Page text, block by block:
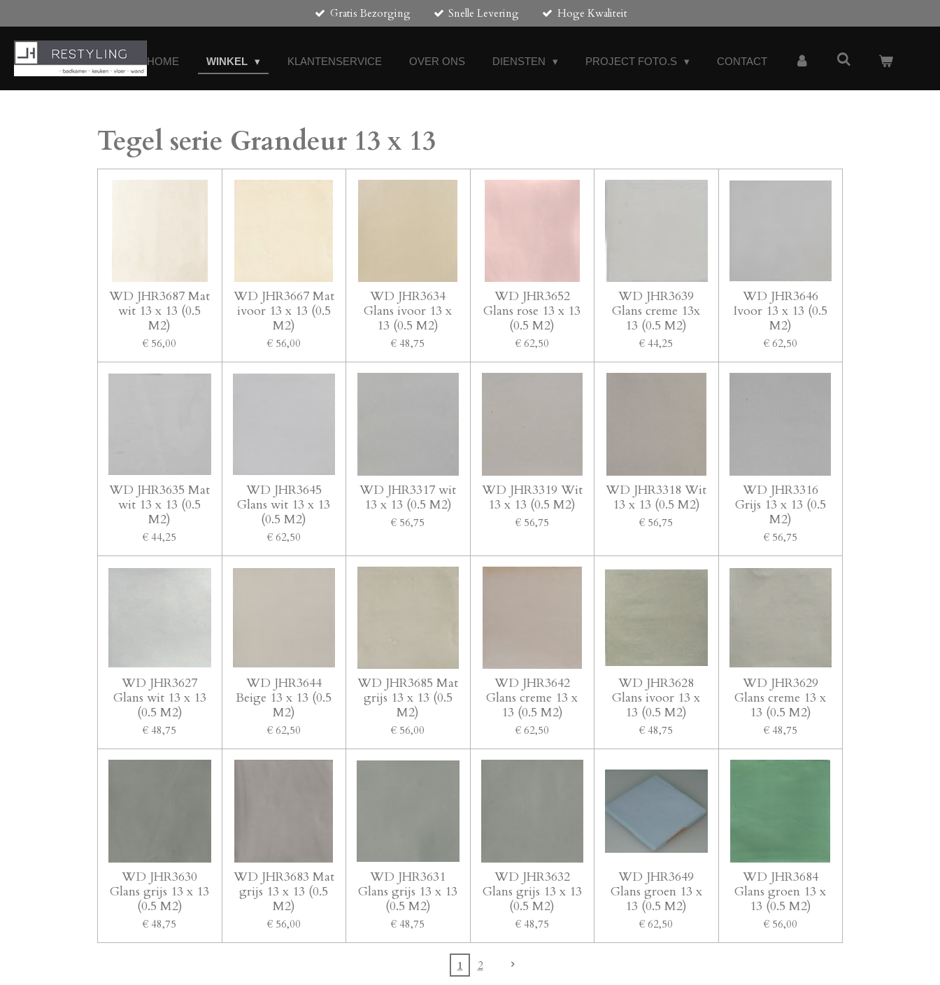
direct
naar
de
hoofdinhoud
Gratis Bezorging Snelle Levering Hoge Kwaliteit
HOME WINKEL KLANTENSERVICE OVER ONS DIENSTEN PROJECT FOTO.S CONTACT
Tegel serie Grandeur 13 x 13
WD JHR3687 Mat
wit 13 x 13 (0.5
M2)
€ 56,00
WD JHR3667 Mat
ivoor 13 x 13 (0.5
M2)
€ 56,00
WD JHR3634
Glans ivoor 13 x
13 (0.5 M2)
€ 48,75
WD JHR3652
Glans rose 13 x 13
(0.5 M2)
€ 62,50
WD JHR3639
Glans creme 13x
13 (0.5 M2)
€ 44,25
WD JHR3646
Ivoor 13 x 13 (0.5
M2)
€ 62,50
WD JHR3635 Mat
wit 13 x 13 (0.5
M2)
€ 44,25
WD JHR3645
Glans wit 13 x 13
(0.5 M2)
€ 62,50
WD JHR3317 wit
13 x 13 (0.5 M2)
€ 56,75
WD JHR3319 Wit
13 x 13 (0.5 M2)
€ 56,75
WD JHR3318 Wit
13 x 13 (0.5 M2)
€ 56,75
WD JHR3316
Grijs 13 x 13 (0.5
M2)
€ 56,75
WD JHR3627
Glans wit 13 x 13
(0.5 M2)
€ 48,75
WD JHR3644
Beige 13 x 13 (0.5
M2)
€ 62,50
WD JHR3685 Mat
grijs 13 x 13 (0.5
M2)
€ 56,00
WD JHR3642
Glans creme 13 x
13 (0.5 M2)
€ 62,50
WD JHR3628
Glans ivoor 13 x
13 (0.5 M2)
€ 48,75
WD JHR3629
Glans creme 13 x
13 (0.5 M2)
€ 48,75
WD JHR3630
Glans grijs 13 x 13
(0.5 M2)
€ 48,75
WD JHR3683 Mat
grijs 13 x 13 (0.5
M2)
€ 56,00
WD JHR3631
Glans grijs 13 x 13
(0.5 M2)
€ 48,75
WD JHR3632
Glans grijs 13 x 13
(0.5 M2)
€ 48,75
WD JHR3649
Glans groen 13 x
13 (0.5 M2)
€ 62,50
WD JHR3684
Glans groen 13 x
13 (0.5 M2)
€ 56,00
1 2